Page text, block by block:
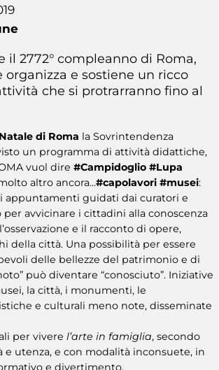
il 2772° compleanno di Roma,
organizza e sostiene un ricco
che si protrarranno fino al
Natale di Roma la Sovrintendenza
un programma di attività didattiche,
vuol dire #Campidoglio #Lupa
altro ancora...#capolavori #musei:
appuntamenti guidati dai curatori e
avvicinare i cittadini alla conoscenza
e il racconto di opere,
della città. Una possibilità per essere
delle bellezze del patrimonio e di
può diventare “conosciuto”. Iniziative
la città, i monumenti, le
e culturali meno note, disseminate
per vivere l’arte in famiglia, secondo
e utenza, e con modalità inconsuete, in